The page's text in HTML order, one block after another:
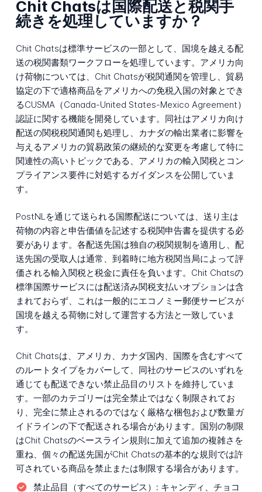
Chit Chatsは国際配送と税関手
続きを処理していますか？
Chit Chatsは標準サービスの一部として、国境を越える配
送の税関書類ワークフローを処理しています。アメリカ向
け荷物については、Chit Chatsが税関通関を管理し、貿易
協定の下で適格商品をアメリカへの免税入国の対象とでき
るCUSMA（Canada-United States-Mexico Agreement）
認証に関する機能を開発しています。同社はアメリカ向け
配送の関税税関通関も処理し、カナダの輸出業者に影響を
与えるアメリカの貿易政策の継続的な変更を考慮して特に
関連性の高いトピックである、アメリカの輸入関税とコン
プライアンス要件に対処するガイダンスを公開していま
す。
PostNLを通じて送られる国際配送については、送り主は
荷物の内容と申告価値を記述する税関申告書を提供する必
要があります。各配送先国は独自の税関規制を適用し、配
送先国の受取人は通常、到着時に地方税関当局によって評
価される輸入関税と税金に責任を負います。Chit Chatsの
標準国際サービスには配送済み関税支払いオプションは含
まれておらず、これは一般的にエコノミー郵便サービスが
国境を越える荷物に対して運営する方法と一致していま
す。
Chit Chatsは、アメリカ、カナダ国内、国際を含むすべて
のルートタイプをカバーして、同社のサービスのいずれを
通じても配送できない禁止品目のリストを維持していま
す。一部のカテゴリーは完全禁止ではなく制限されてお
り、完全に禁止されるのではなく厳格な梱包および数量ガ
イドラインの下で配送される場合があります。国別の制限
はChit Chatsのベースライン規則に加えて追加の複雑さを
重ね、個々の配送先国がChit Chatsの基本的な規則では許
可されている商品を禁止または制限する場合があります。
禁止品目（すべてのサービス）: キャンディ、チョコ